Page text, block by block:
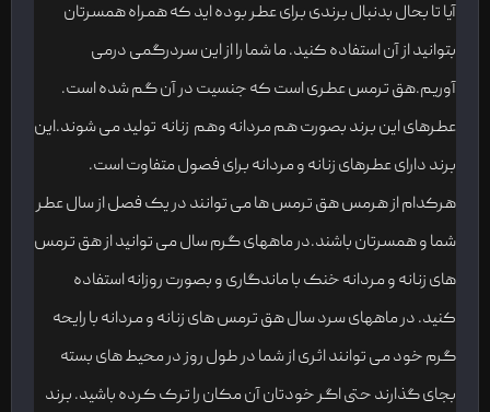
آیا تا بحال بدنبال برندی برای عطر بوده اید که همراه همسرتان
بتوانید از آن استفاده کنید. ما شما را از این سردرگمی درمی
آوریم.هق ترمس عطری است که جنسیت در آن گم شده است.
عطرهای این برند بصورت هم مردانه وهم زنانه تولید می شوند.این
برند دارای عطرهای زنانه و مردانه برای فصول متفاوت است.
هرکدام از هرمس هق ترمس ها می توانند در یک فصل از سال عطر
شما و همسرتان باشند.در ماههای گرم سال می توانید از هق ترمس
های زنانه و مردانه خنک با ماندگاری و بصورت روزانه استفاده
کنید. در ماههای سرد سال هق ترمس های زنانه و مردانه با رایحه
گرم خود می توانند اثری از شما در طول روز در محیط های بسته
بجای گذارند حتی اگر خودتان آن مکان را ترک کرده باشید. برند